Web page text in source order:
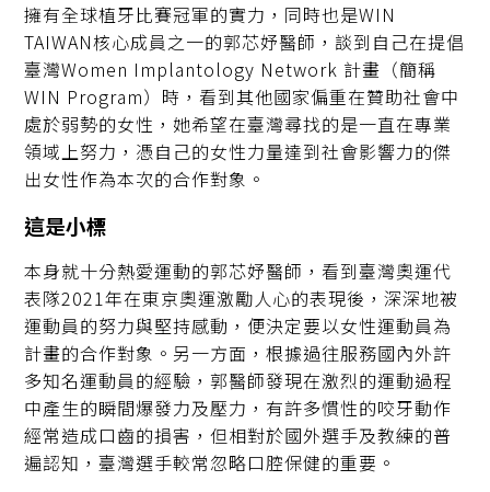
擁有全球植牙比賽冠軍的實力，同時也是WIN
TAIWAN核心成員之一的郭芯妤醫師，談到自己在提倡
臺灣Women Implantology Network 計畫（簡稱
WIN Program）時，看到其他國家偏重在贊助社會中
處於弱勢的女性，她希望在臺灣尋找的是一直在專業
領域上努力，憑自己的女性力量達到社會影響力的傑
出女性作為本次的合作對象。
這是小標
本身就十分熱愛運動的郭芯妤醫師，看到臺灣奧運代
表隊2021年在東京奧運激勵人心的表現後，深深地被
運動員的努力與堅持感動，便決定要以女性運動員為
計畫的合作對象。另一方面，根據過往服務國內外許
多知名運動員的經驗，郭醫師發現在激烈的運動過程
中產生的瞬間爆發力及壓力，有許多慣性的咬牙動作
經常造成口齒的損害，但相對於國外選手及教練的普
遍認知，臺灣選手較常忽略口腔保健的重要。